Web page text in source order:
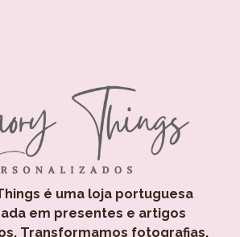
é uma loja portuguesa
em presentes e artigos
Transformamos fotografias,